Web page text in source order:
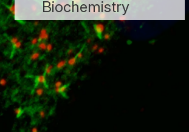
Biochemistry